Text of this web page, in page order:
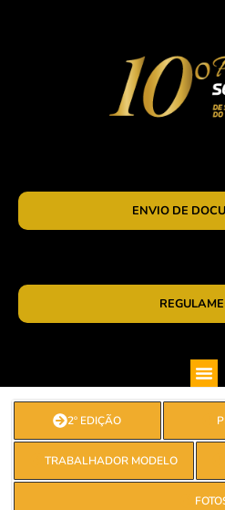
ENVIO DE
2º EDIÇÃO
TRABALHADOR MODELO